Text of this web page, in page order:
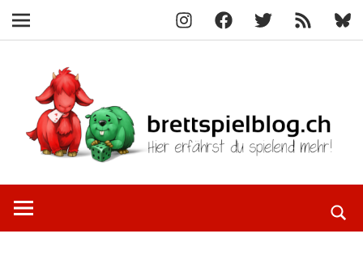
InstagramFacebook
X
RSS-
Feed
Navigation
springen
erfährst